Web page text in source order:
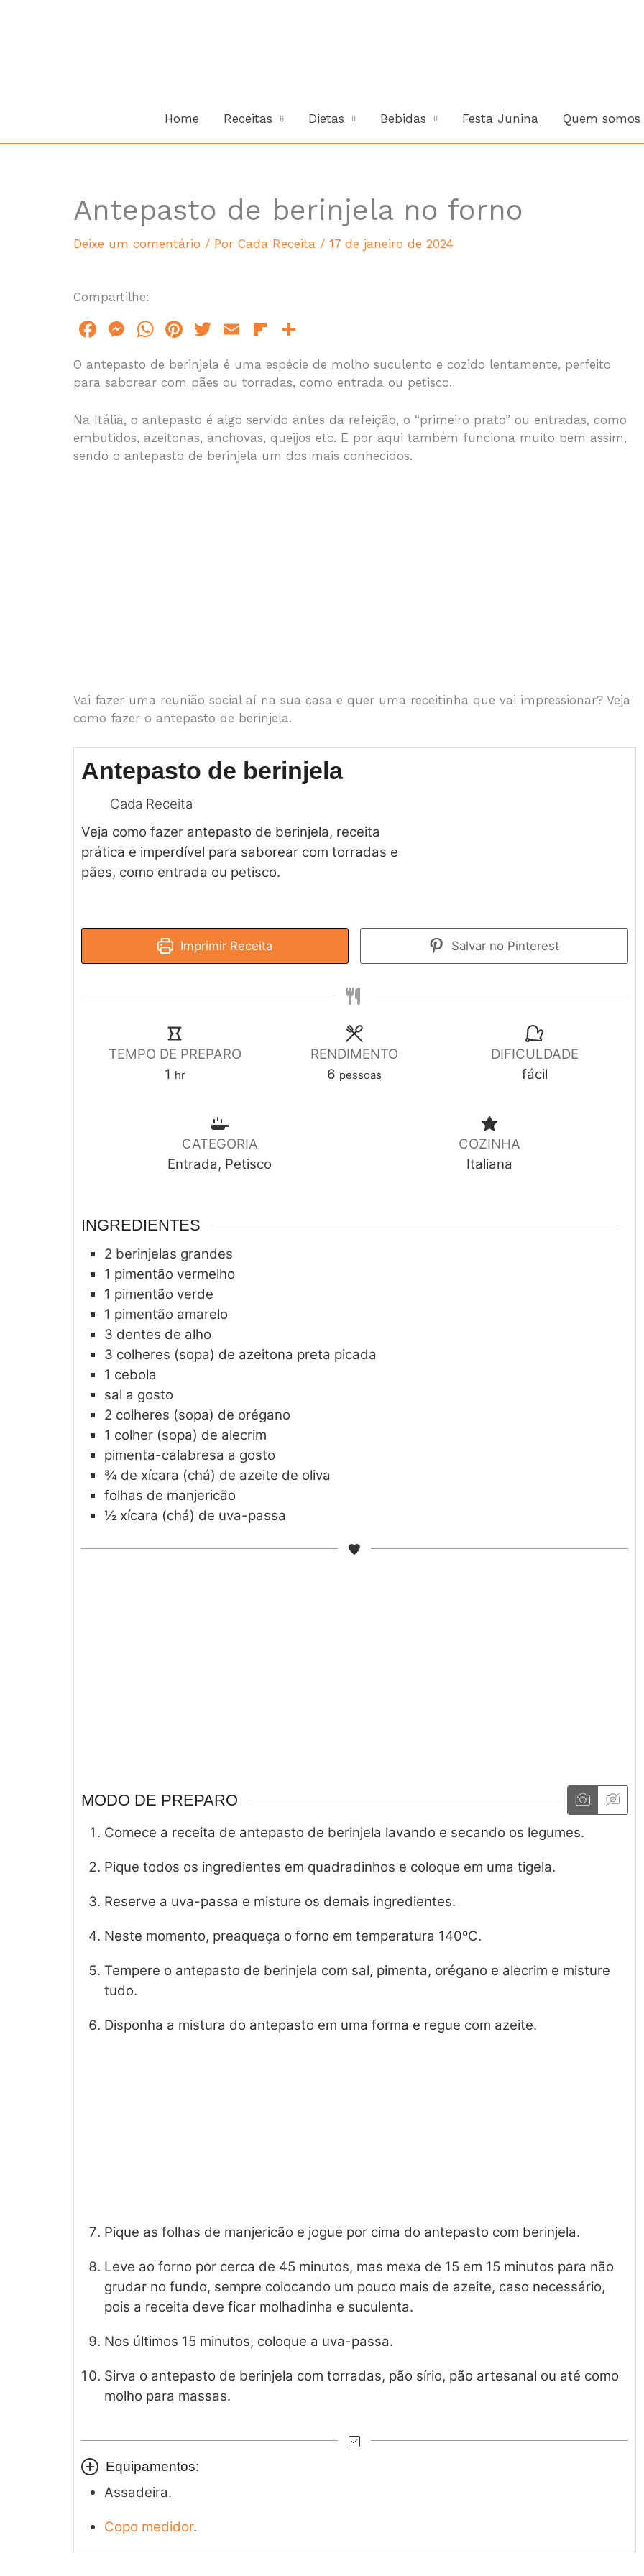
Home Receitas Dietas Bebidas Festa Junina Quem somos
Antepasto de berinjela no forno
Deixe um comentário / Por Cada Receita / 17 de janeiro de 2024
Compartilhe:
F
c
b
o
o
M
s
e
n
g
W
h
at
A
p
p
Pi
n
te
re
st
T
w
itt
E
ai
Fl
ip
b
ar
d
h
ar
O antepasto de berinjela é uma espécie de molho suculento e cozido lentamente, perfeito
para saborear com pães ou torradas, como entrada ou petisco.
Na Itália, o antepasto é algo servido antes da refeição, o “primeiro prato” ou entradas, como
embutidos, azeitonas, anchovas, queijos etc. E por aqui também funciona muito bem assim,
sendo o antepasto de berinjela um dos mais conhecidos.
Vai fazer uma reunião social aí na sua casa e quer uma receitinha que vai impressionar? Veja
como fazer o antepasto de berinjela.
Antepasto de berinjela
Cada Receita
Veja como fazer antepasto de berinjela, receita
prática e imperdível para saborear com torradas e
pães, como entrada ou petisco.
Imprimir Receita Salvar no Pinterest
TEMPO DE PREPARO
1
hour
hr
RENDIMENTO
6 pessoas
DIFICULDADE
fácil
CATEGORIA
Entrada, Petisco
COZINHA
Italiana
INGREDIENTES
2 berinjelas grandes
1 pimentão vermelho
1 pimentão verde
1 pimentão amarelo
3 dentes de alho
3 colheres (sopa) de azeitona preta picada
1 cebola
sal a gosto
2 colheres (sopa) de orégano
1 colher (sopa) de alecrim
pimenta-calabresa a gosto
¾ de xícara (chá) de azeite de oliva
folhas de manjericão
½ xícara (chá) de uva-passa
MODO DE PREPARO
Comece a receita de antepasto de berinjela lavando e secando os legumes.
Pique todos os ingredientes em quadradinhos e coloque em uma tigela.
Reserve a uva-passa e misture os demais ingredientes.
Neste momento, preaqueça o forno em temperatura 140ºC.
Tempere o antepasto de berinjela com sal, pimenta, orégano e alecrim e misture
tudo.
Disponha a mistura do antepasto em uma forma e regue com azeite.
Pique as folhas de manjericão e jogue por cima do antepasto com berinjela.
Leve ao forno por cerca de 45 minutos, mas mexa de 15 em 15 minutos para não
grudar no fundo, sempre colocando um pouco mais de azeite, caso necessário,
pois a receita deve ficar molhadinha e suculenta.
Nos últimos 15 minutos, coloque a uva-passa.
Sirva o antepasto de berinjela com torradas, pão sírio, pão artesanal ou até como
molho para massas.
Equipamentos:
Assadeira.
Copo medidor.